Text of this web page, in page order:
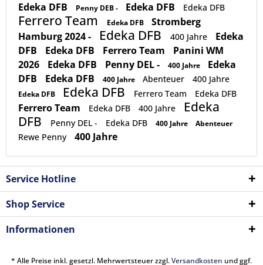
Edeka DFB
Penny DEB - Edeka DFB Edeka DFB
Ferrero Team Edeka DFB
Stromberg
Hamburg 2024 -
Edeka DFB 400 Jahre
Edeka
DFB
Edeka DFB Ferrero Team
Panini WM
2026
Edeka DFB Penny DEL - 400 Jahre
Edeka
DFB
Edeka DFB 400 Jahre Abenteuer 400 Jahre
Edeka DFB Edeka DFB Ferrero Team Edeka DFB
Ferrero Team Edeka DFB 400 Jahre
Edeka
DFB
Penny DEL - Edeka DFB 400 Jahre Abenteuer
Rewe Penny 400 Jahre
Service Hotline
Shop Service
Informationen
* Alle Preise inkl. gesetzl. Mehrwertsteuer zzgl.Versandkosten und ggf.